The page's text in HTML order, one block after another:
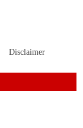
Disclaimer